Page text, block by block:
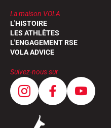
La maison VOLA
L'HISTOIRE
LES ATHLÈTES
L'ENGAGEMENT RSE
VOLA ADVICE
Suivez-nous sur